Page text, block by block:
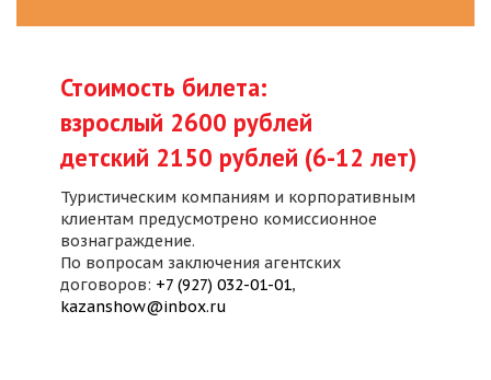
Стоимость билета:
взрослый 2600 рублей
детский 2150 рублей (6-12 лет)
Туристическим компаниям и корпоративным
клиентам предусмотрено комиссионное
вознаграждение.
По вопросам заключения агентских
договоров: +7 (927) 032-01-01,
kazanshow@inbox.ru